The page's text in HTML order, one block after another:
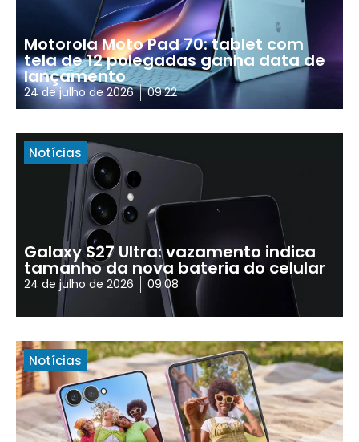
Motorola Moto Pad 70: tablet com
tela de 12 polegadas ganha data de
lançamento
24 de julho de 2026 09:22
Notícias
Galaxy S27 Ultra: vazamento indica
tamanho da nova bateria do celular
24 de julho de 2026 09:08
Notícias